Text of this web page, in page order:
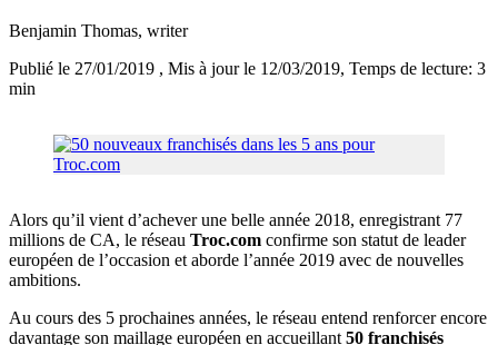
Benjamin Thomas, writer
Publié le 27/01/2019 , Mis à jour le 12/03/2019, Temps de lecture: 3
min
Alors qu’il vient d’achever une belle année 2018, enregistrant 77
millions de CA, le réseau Troc.com confirme son statut de leader
européen de l’occasion et aborde l’année 2019 avec de nouvelles
ambitions.
Au cours des 5 prochaines années, le réseau entend renforcer encore
davantage son maillage européen en accueillant50 franchisés